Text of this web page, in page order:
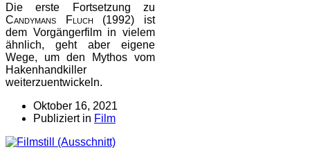
Die erste Fortsetzung zu
Candymans Fluch (1992) ist
dem Vorgängerfilm in vielem
ähnlich, geht aber eigene
Wege, um den Mythos vom
Hakenhandkiller
weiterzuentwickeln.
Oktober 16, 2021
Publiziert in Film